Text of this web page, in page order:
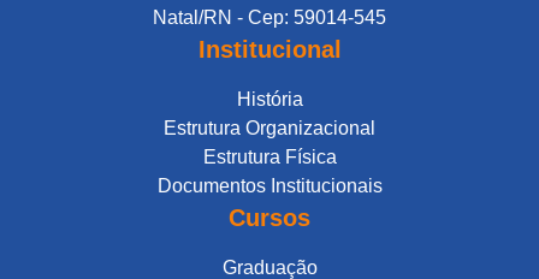
Natal/RN - Cep: 59014-545
Institucional
História
Estrutura Organizacional
Estrutura Física
Documentos Institucionais
Cursos
Graduação